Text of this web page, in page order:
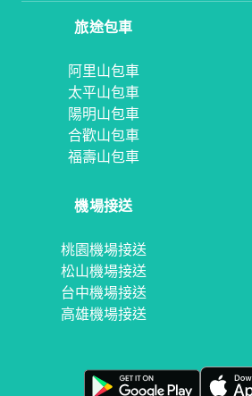
旅途包車
阿里山包車
太平山包車
陽明山包車
合歡山包車
福壽山包車
機場接送
桃園機場接送
松山機場接送
台中機場接送
高雄機場接送